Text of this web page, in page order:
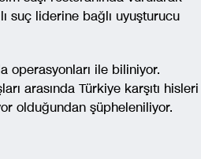
suç liderine bağlı uyuşturucu
operasyonları ile biliniyor.
arasında Türkiye karşıtı hisleri
olduğundan şüpheleniliyor.